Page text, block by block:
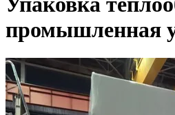
промышленная